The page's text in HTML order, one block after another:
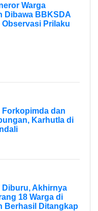
Warga
Dibawa BBKSDA
Observasi Prilaku
Forkopimda dan
Karhutla di
Diburu, Akhirnya
18 Warga di
Berhasil Ditangkap